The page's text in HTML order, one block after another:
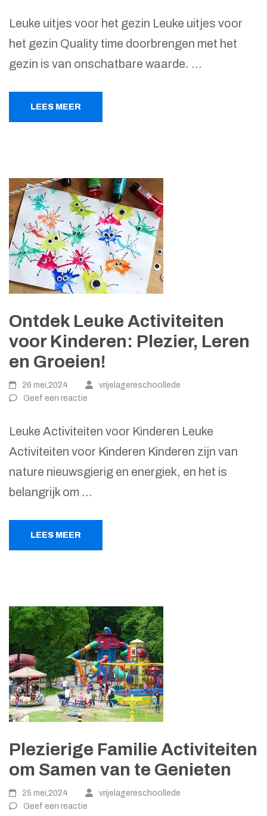
Leuke uitjes voor het gezin Leuke uitjes voor
het gezin Quality time doorbrengen met het
gezin is van onschatbare waarde. …
LEES MEER
Ontdek Leuke Activiteiten
voor Kinderen: Plezier, Leren
en Groeien!
26 mei,2024
vrijelagereschoollede
Geef een reactie
Leuke Activiteiten voor Kinderen Leuke
Activiteiten voor Kinderen Kinderen zijn van
nature nieuwsgierig en energiek, en het is
belangrijk om …
LEES MEER
Plezierige Familie Activiteiten
om Samen van te Genieten
25 mei,2024
vrijelagereschoollede
Geef een reactie